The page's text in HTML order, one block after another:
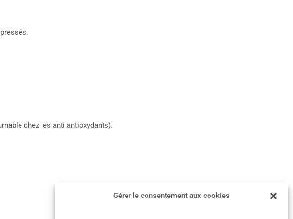
Gérer le consentement aux cookies
chez les anti antioxydants).